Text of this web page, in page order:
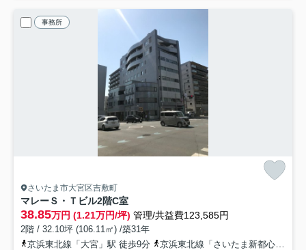
事務所
さいたま市大宮区吉敷町
マレーＳ・Ｔビル2階C室
38.85万円 (1.21万円/坪) 管理/共益費123,585円
2階 / 32.10坪 (106.11㎡) /築31年
京浜東北線「大宮」駅 徒歩9分
京浜東北線「さいたま新都心」駅 徒歩9分